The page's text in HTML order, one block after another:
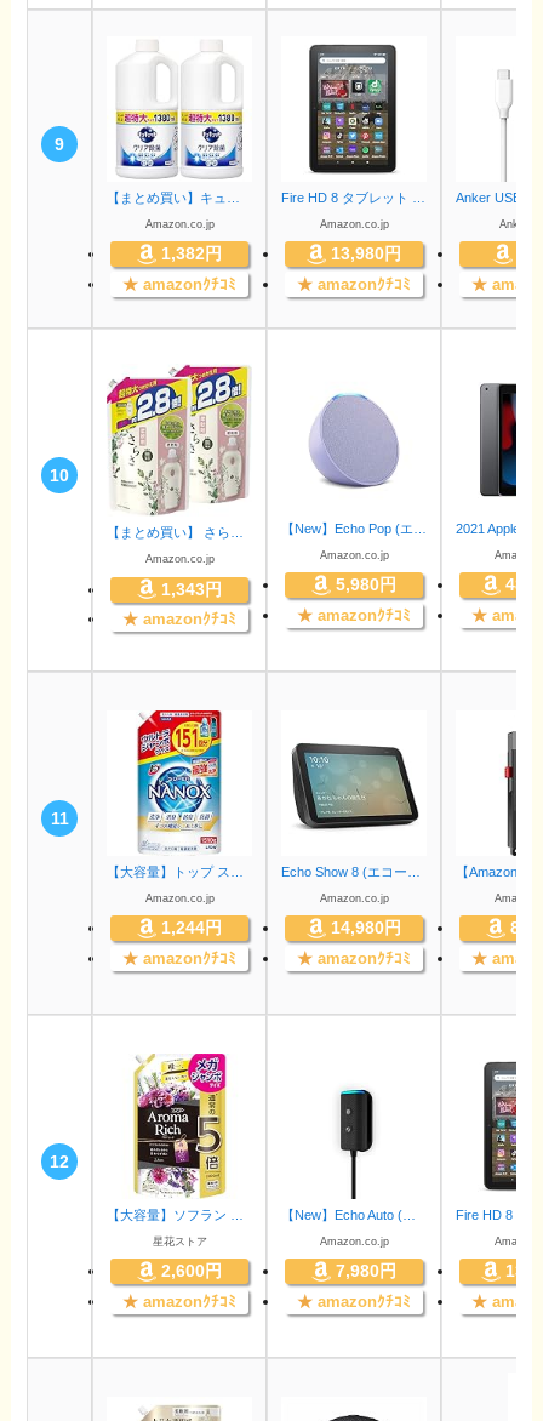
9
Amazon.co.jp
1,382円
★ amazonｸﾁｺﾐ
Amazon.co.jp
13,980円
★ amazonｸﾁｺﾐ ★
10
Amazon.co.jp
1,343円
★ amazonｸﾁｺﾐ
Amazon.co.jp
5,980円
★ amazonｸﾁｺﾐ ★
11
Amazon.co.jp
1,244円
★ amazonｸﾁｺﾐ
Amazon.co.jp
14,980円
★ amazonｸﾁｺﾐ ★
12
星花ストア
2,600円
★ amazonｸﾁｺﾐ
Amazon.co.jp
7,980円
★ amazonｸﾁｺﾐ ★